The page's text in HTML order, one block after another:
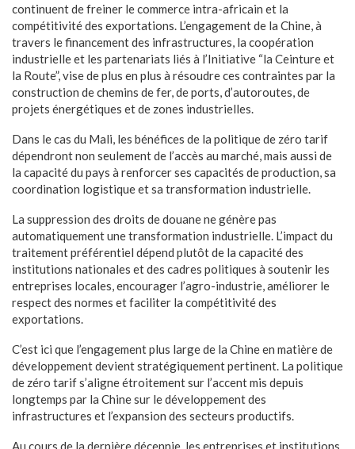
continuent de freiner le commerce intra-africain et la
compétitivité des exportations. L’engagement de la Chine, à
travers le financement des infrastructures, la coopération
industrielle et les partenariats liés à l’Initiative “la Ceinture et
la Route”, vise de plus en plus à résoudre ces contraintes par la
construction de chemins de fer, de ports, d’autoroutes, de
projets énergétiques et de zones industrielles.
Dans le cas du Mali, les bénéfices de la politique de zéro tarif
dépendront non seulement de l’accès au marché, mais aussi de
la capacité du pays à renforcer ses capacités de production, sa
coordination logistique et sa transformation industrielle.
La suppression des droits de douane ne génère pas
automatiquement une transformation industrielle. L’impact du
traitement préférentiel dépend plutôt de la capacité des
institutions nationales et des cadres politiques à soutenir les
entreprises locales, encourager l’agro-industrie, améliorer le
respect des normes et faciliter la compétitivité des
exportations.
C’est ici que l’engagement plus large de la Chine en matière de
développement devient stratégiquement pertinent. La politique
de zéro tarif s’aligne étroitement sur l’accent mis depuis
longtemps par la Chine sur le développement des
infrastructures et l’expansion des secteurs productifs.
Au cours de la dernière décennie, les entreprises et institutions